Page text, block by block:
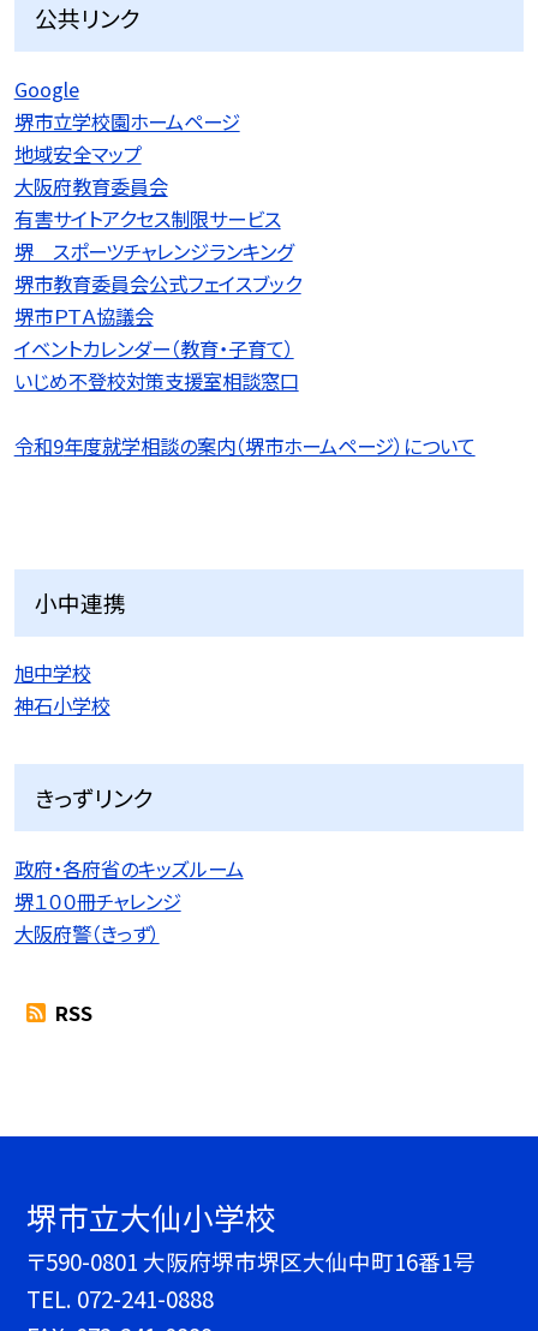
公共リンク
Google
堺市立学校園ホームページ
地域安全マップ
大阪府教育委員会
有害サイトアクセス制限サービス
堺 スポーツチャレンジランキング
堺市教育委員会公式フェイスブック
堺市ＰＴＡ協議会
イベントカレンダー（教育・子育て）
いじめ不登校対策支援室相談窓口
令和9年度就学相談の案内（堺市ホームページ）について
小中連携
旭中学校
神石小学校
きっずリンク
政府・各府省のキッズルーム
堺１００冊チャレンジ
大阪府警（きっず）
RSS
堺市立大仙小学校
〒590-0801 大阪府堺市堺区大仙中町16番1号
TEL. 072-241-0888